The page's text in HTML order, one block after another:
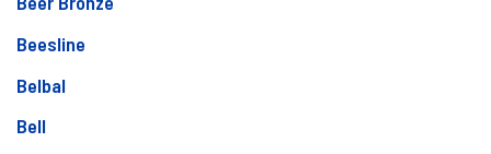
Beesline
Belbal
Bell